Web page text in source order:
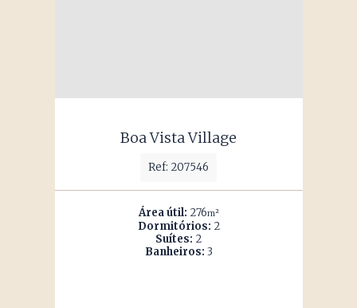
Boa Vista Village
Ref: 207546
Área útil: 276m²
Dormitórios: 2
Suítes: 2
Banheiros: 3